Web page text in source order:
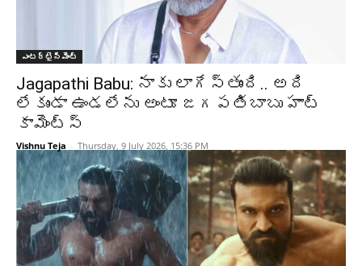
ఎంటర్టైన్మెంట్
Jagapathi Babu: నాకు లాగేస్తుంది.. అది
లేకుండా ఉండలేను అంటూ జగపతిబాబు హాట్
కామెంట్స్
Vishnu Teja - Thursday, 9 July 2026, 15:36 PM